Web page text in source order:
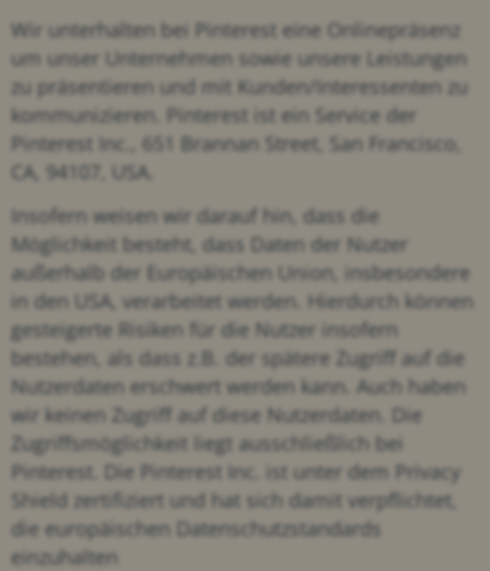
Wir unterhalten bei Pinterest eine Onlinepräsenz
um unser Unternehmen sowie unsere Leistungen
zu präsentieren und mit Kunden/Interessenten zu
kommunizieren. Pinterest ist ein Service der
Pinterest Inc., 651 Brannan Street, San Francisco,
CA, 94107, USA.
Insofern weisen wir darauf hin, dass die
Möglichkeit besteht, dass Daten der Nutzer
außerhalb der Europäischen Union, insbesondere
in den USA, verarbeitet werden. Hierdurch können
gesteigerte Risiken für die Nutzer insofern
bestehen, als dass z.B. der spätere Zugriff auf die
Nutzerdaten erschwert werden kann. Auch haben
wir keinen Zugriff auf diese Nutzerdaten. Die
Zugriffsmöglichkeit liegt ausschließlich bei
Pinterest. Die Pinterest Inc. ist unter dem Privacy
Shield zertifiziert und hat sich damit verpflichtet,
die europäischen Datenschutzstandards
einzuhalten